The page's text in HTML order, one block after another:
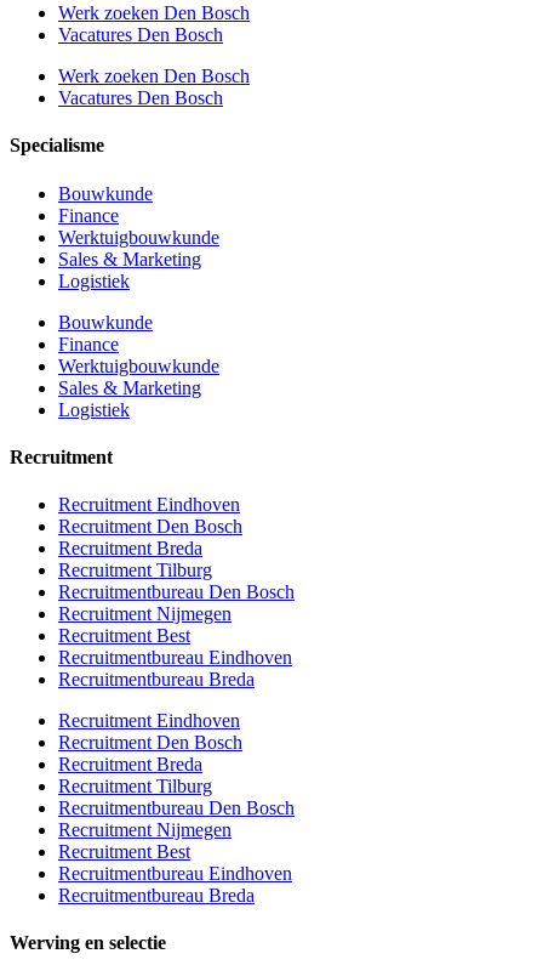
Werk zoeken Den Bosch
Vacatures Den Bosch
Werk zoeken Den Bosch
Vacatures Den Bosch
Specialisme
Bouwkunde
Finance
Werktuigbouwkunde
Sales & Marketing
Logistiek
Bouwkunde
Finance
Werktuigbouwkunde
Sales & Marketing
Logistiek
Recruitment
Recruitment Eindhoven
Recruitment Den Bosch
Recruitment Breda
Recruitment Tilburg
Recruitmentbureau Den Bosch
Recruitment Nijmegen
Recruitment Best
Recruitmentbureau Eindhoven
Recruitmentbureau Breda
Recruitment Eindhoven
Recruitment Den Bosch
Recruitment Breda
Recruitment Tilburg
Recruitmentbureau Den Bosch
Recruitment Nijmegen
Recruitment Best
Recruitmentbureau Eindhoven
Recruitmentbureau Breda
Werving en selectie